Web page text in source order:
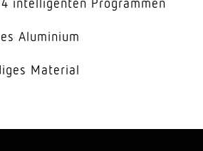
Aluminium
Material